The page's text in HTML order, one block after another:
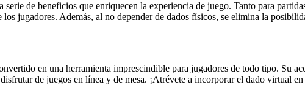
serie de beneficios que enriquecen la experiencia de juego. Tanto para
jugadores. Además, al no depender de dados físicos, se elimina la
en una herramienta imprescindible para jugadores de todo tipo. Su
de juegos en línea y de mesa. ¡Atrévete a incorporar el dado virtual